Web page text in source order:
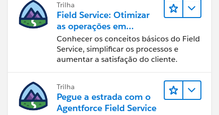
Trilha
Field Service: Otimizar
as operações em
deslocamento
Conhecer os conceitos básicos do Field
Service, simplificar os processos e
aumentar a satisfação do cliente.
Trilha
Pegue a estrada com o
Agentforce Field Service